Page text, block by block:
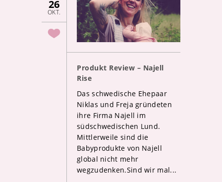
26
OKT.
Produkt Review – Najell
Rise
Das schwedische Ehepaar
Niklas und Freja gründeten
ihre Firma Najell im
südschwedischen Lund.
Mittlerweile sind die
Babyprodukte von Najell
global nicht mehr
wegzudenken.Sind wir mal...